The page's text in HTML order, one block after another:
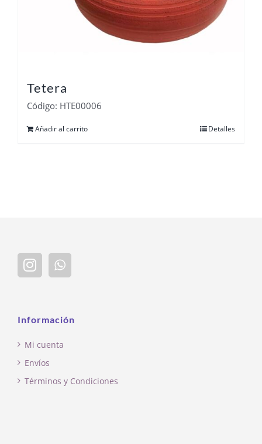
Tetera
Código: HTE00006
Añadir al carrito Detalles
Información
Mi cuenta
Envíos
Términos y Condiciones